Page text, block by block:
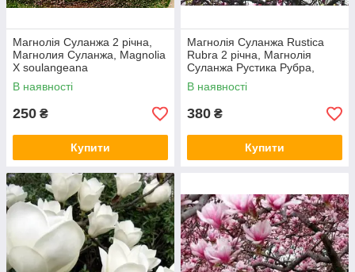
Магнолія Суланжа 2 річна,
Магнолия Суланжа, Magnolia
X soulangeana
В наявності
250 ₴
Купити
Магнолія Суланжа Rustica
Rubra 2 річна, Магнолія
Суланжа Рустика Рубра,
Magnolia X soulangeana
Rustica Rubra
В наявності
380 ₴
Купити